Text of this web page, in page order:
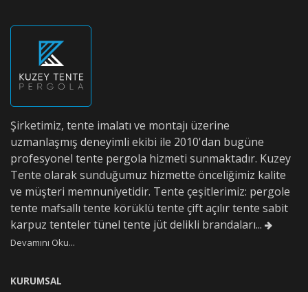
Şirketimiz, tente imalatı ve montajı üzerine
uzmanlaşmış deneyimli ekibi ile 2010'dan bugüne
profesyonel tente pergola hizmeti sunmaktadır. Kuzey
Tente olarak sunduğumuz hizmette önceliğimiz kalite
ve müşteri memnuniyetidir. Tente çeşitlerimiz: pergole
tente mafsallı tente körüklü tente çift açılır tente sabit
karpuz tenteler tünel tente jüt delikli brandaları...
Devamını Oku...
KURUMSAL